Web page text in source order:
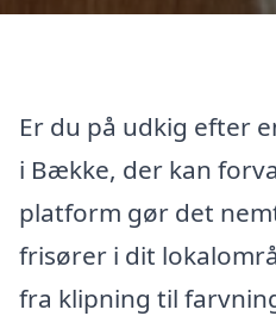
Er du på udkig efter
i Bække, der kan
platform gør det
frisører i dit
fra klipning til